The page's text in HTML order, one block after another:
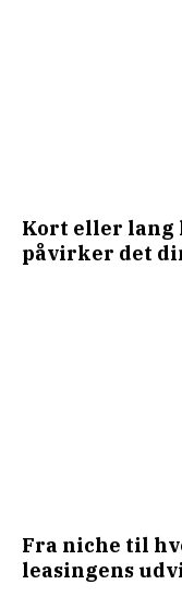
Kort eller lang
påvirker det
Fra niche til
leasingens